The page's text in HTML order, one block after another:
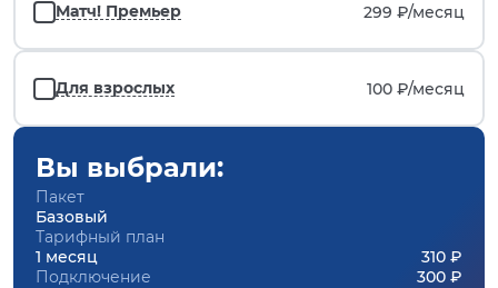
Матч! Премьер 299 ₽/месяц
Для взрослых 100 ₽/месяц
Вы выбрали:
Пакет
Базовый
Тарифный план
1 месяц
310 ₽
Подключение
300 ₽